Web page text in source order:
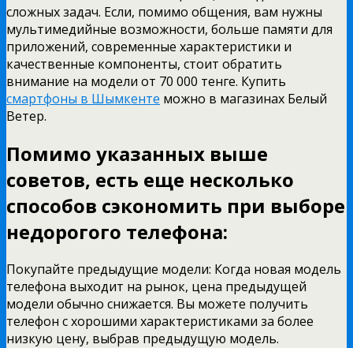
сложных задач. Если, помимо общения, вам нужны
мультимедийные возможности, больше памяти для
приложений, современные характеристики и
качественные компоненты, стоит обратить
внимание на модели от 70 000 тенге. Купить
смартфоны в Шымкенте можно в магазинах Белый
Ветер.
Помимо указанных выше
советов, есть еще несколько
способов сэкономить при выборе
недорогого телефона:
Покупайте предыдущие модели: Когда новая модель
телефона выходит на рынок, цена предыдущей
модели обычно снижается. Вы можете получить
телефон с хорошими характеристиками за более
низкую цену, выбрав предыдущую модель.